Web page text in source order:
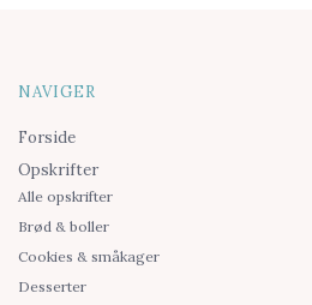
NAVIGER
Forside
Opskrifter
Alle opskrifter
Brød & boller
Cookies & småkager
Desserter